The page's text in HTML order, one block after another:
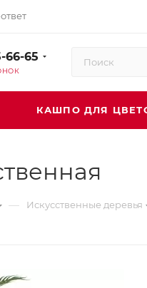
66-65
КАШПО ДЛЯ
— Искусственные деревья